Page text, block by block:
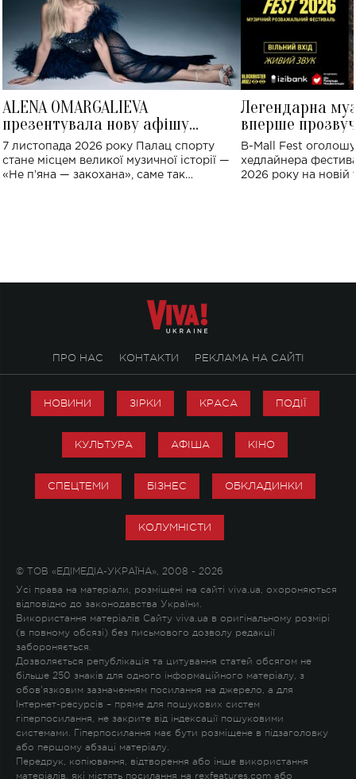
ALENA OMARGALIEVA
презентувала нову афішу
великого концерту в Палаці
спорту
7 листопада 2026 року Палац спорту
стане місцем великої музичної історії —
«Не пʼяна — закохана», саме так
Легендарна
вперше
Україні: де
B-Mall Fest
хедлайнера
2026 року на новій
ПРО НАС КОНТАКТИ РЕКЛАМА НА САЙТІ
НОВИНИ ЗІРКИ КРАСА ПОДІЇ
КУЛЬТУРА АФІША КІНО
СПЕЦТЕМИ БІЗНЕС ОБКЛАДИНКИ
КОЛУМНІСТИ
© ТОВ «ЕДІМЕДІА-УКРАЇНА», 2008 - 2026
Усі права на матеріали, розміщені на сайті viva.ua, охороняються
відповідно до законодавства України.
Використання матеріалів Сайту viva.ua в оригінальному розмірі
(в повному обсязі) без письмового дозволу редакції
забороняється.
Дозволяється републікація та цитування статей обсягом не
більше 250 знаків для одного інформаційного матеріалу, з
обов'язковим зазначенням посилання на джерело, а для
Інтернет-ресурсів – пряме для пошукових систем
гіперпосилання, не закрите від індексації пошуковими
системами. Гіперпосилання має бути розміщене в підзаголовку
або першому абзаці матеріалу.
Передрук, копіювання, відтворення або інше використання
матеріалів, які містять посилання на rexfeatures.com або